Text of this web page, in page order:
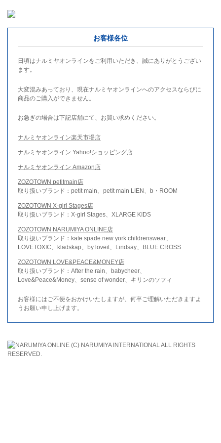
お客様各位
日頃はナルミヤオンラインをご利用いただき、誠にありがとうござい
ます。
大変混みあっており、現在ナルミヤオンラインへのアクセスならびに
商品のご購入ができません。
お急ぎの場合は下記店舗にて、お買い求めください。
ナルミヤオンライン楽天市場店
ナルミヤオンライン Yahoo!ショッピング店
ナルミヤオンライン Amazon店
ZOZOTOWN petitmain店
取り扱いブランド：petit main、petit main LIEN、b・ROOM
ZOZOTOWN X-girl Stages店
取り扱いブランド：X-girl Stages、XLARGE KIDS
ZOZOTOWN NARUMIYA ONLINE店
取り扱いブランド：kate spade new york childrenswear、
LOVETOXIC、kladskap、by loveit、Lindsay、BLUE CROSS
ZOZOTOWN LOVE&PEACE&MONEY店
取り扱いブランド：After the rain、babycheer、
Love&Peace&Money、sense of wonder、キリンのソフィ
お客様にはご不便をおかけいたしますが、何卒ご理解いただきますよ
うお願い申し上げます。